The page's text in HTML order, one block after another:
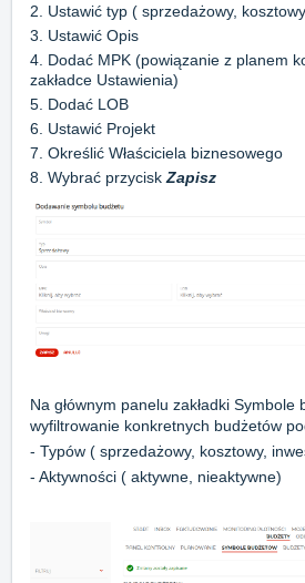
2. Ustawić typ ( sprzedażowy,
3. Ustawić Opis
4. Dodać MPK (powiązanie z planem
zakładce Ustawienia)
5. Dodać LOB
6. Ustawić Projekt
7. Określić Właściciela biznesowego
8. Wybrać przycisk Zapisz
Na głównym panelu zakładki
wyfiltrowanie konkretnych budżetów
- Typów ( sprzedażowy, kosztowy,
- Aktywności ( aktywne, nieaktywne)